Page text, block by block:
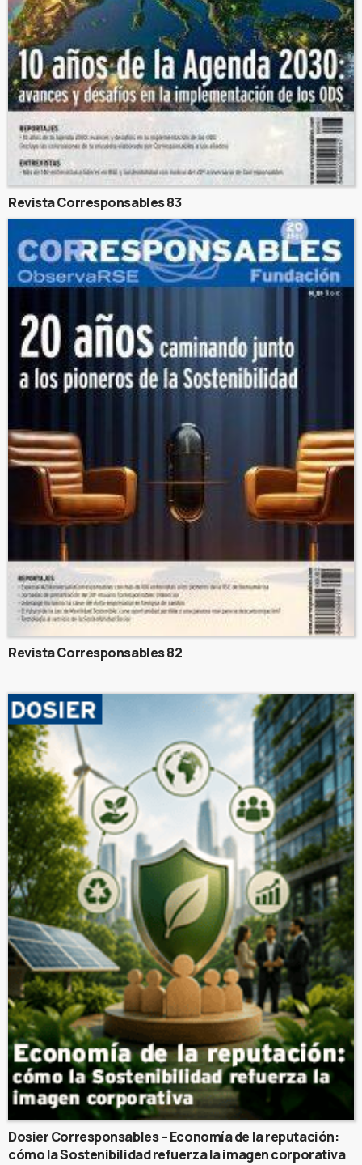
Revista Corresponsables 83
Revista Corresponsables 82
Dosier Corresponsables – Economía de la reputación:
cómo la Sostenibilidad refuerza la imagen corporativa